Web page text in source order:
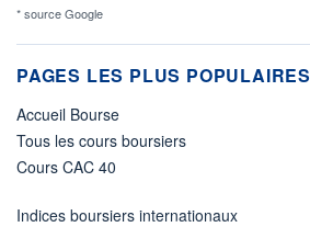
* source Google
PAGES LES PLUS POPULAIRES
Accueil Bourse
Tous les cours boursiers
Cours CAC 40
Indices boursiers internationaux